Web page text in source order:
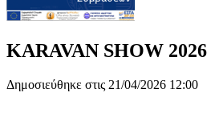
KARAVAN SHOW 2026
Δημοσιεύθηκε στις 21/04/2026 12:00